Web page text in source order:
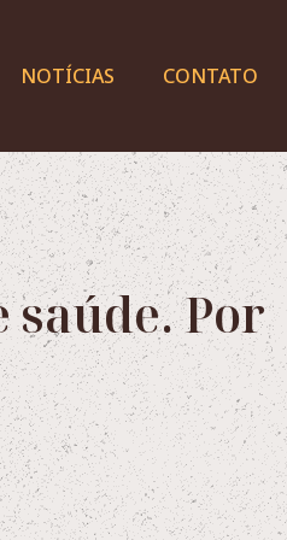
NOTÍCIAS CONTATO
Por